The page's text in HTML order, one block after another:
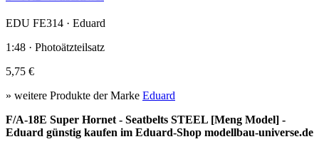
EDU FE314 · Eduard
1:48 · Photoätzteilsatz
5,75 €
» weitere Produkte der Marke Eduard
F/A-18E Super Hornet - Seatbelts STEEL [Meng Model] -
Eduard günstig kaufen im Eduard-Shop modellbau-universe.de